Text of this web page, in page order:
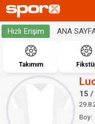
Hızlı Erişim ANA
Takımım
15 /
Boy: